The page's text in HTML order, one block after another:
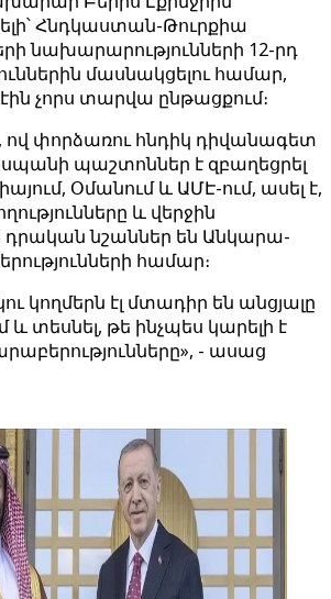
Հնդկաստան-Թուրքիա
նախարարությունների 12-րդ
մասնակցելու համար,
չորս տարվա ընթացքում։
ով փորձառու հնդիկ դիվանագետ
պաշտոններ է զբաղեցրել
Օմանում և ԱՄԷ-ում, ասել է,
և վերջին
դրական նշաններ են Անկարա-
համար։
կողմերն էլ մտադիր են անցյալը
և տեսնել, թե ինչպես կարելի է
- ասաց